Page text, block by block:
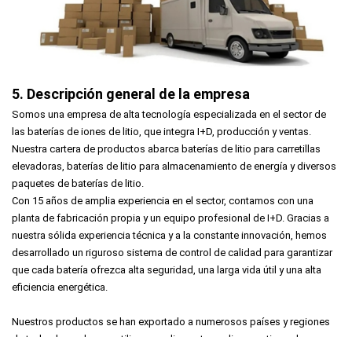
5. Descripción general de la empresa
Somos una empresa de alta tecnología especializada en el sector de
las baterías de iones de litio, que integra I+D, producción y ventas.
Nuestra cartera de productos abarca baterías de litio para carretillas
elevadoras, baterías de litio para almacenamiento de energía y diversos
paquetes de baterías de litio.
Con 15 años de amplia experiencia en el sector, contamos con una
planta de fabricación propia y un equipo profesional de I+D. Gracias a
nuestra sólida experiencia técnica y a la constante innovación, hemos
desarrollado un riguroso sistema de control de calidad para garantizar
que cada batería ofrezca alta seguridad, una larga vida útil y una alta
eficiencia energética.
Nuestros productos se han exportado a numerosos países y regiones